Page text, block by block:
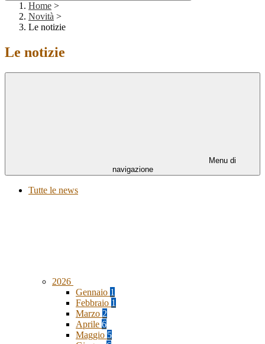
Home >
Novità >
Le notizie
Le notizie
Menu di
navigazione
Tutte le news
2026
Gennaio 1
Febbraio 1
Marzo 2
Aprile 6
Maggio 5